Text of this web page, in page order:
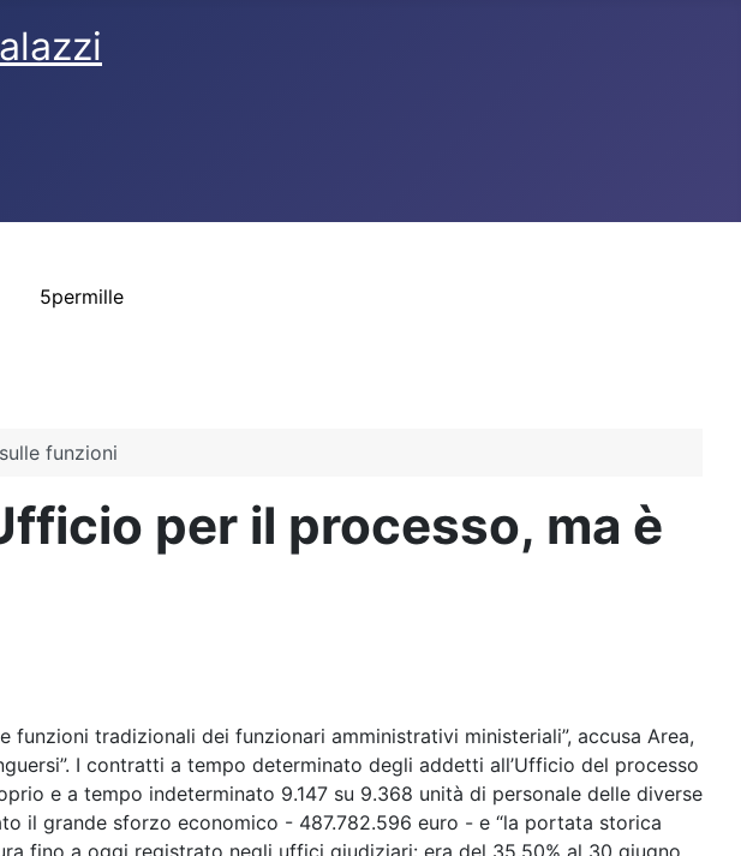
funzioni
per il processo, ma è
tradizionali dei funzionari amministrativi ministeriali”, accusa Area,
I contratti a tempo determinato degli addetti all’Ufficio del processo
e a tempo indeterminato 9.147 su 9.368 unità di personale delle diverse
il grande sforzo economico - 487.782.596 euro - e “la portata storica